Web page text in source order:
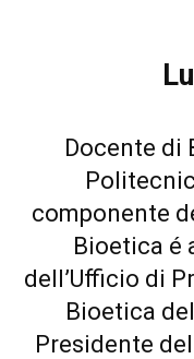
Docente di
componente
Bioetica é
dell’Ufficio di
Bioetica
Presidente